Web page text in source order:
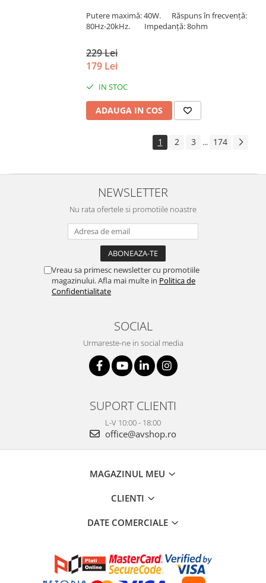
Putere maximă: 40W. Răspuns în frecvenţă:
80Hz-20kHz. Impedanţă: 8ohm
229 Lei
179 Lei
IN STOC
ADAUGA IN COS
1 2 3 ... 174
NEWSLETTER
Nu rata ofertele si promotiile noastre
Vreau sa primesc newsletter cu promotiile
magazinului. Afla mai multe in Politica de
Confidentialitate
SOCIAL
Urmareste-ne in social media
SUPORT CLIENTI
L-V 10:00 - 18:00
office@avshop.ro
MAGAZINUL MEU
CLIENTI
DATE COMERCIALE